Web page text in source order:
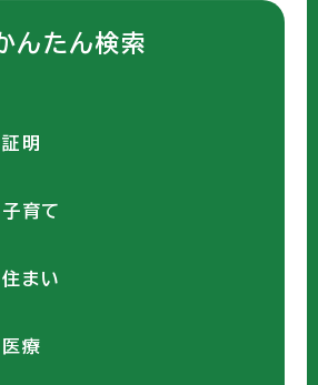
んたん検索
明
育て
まい
療